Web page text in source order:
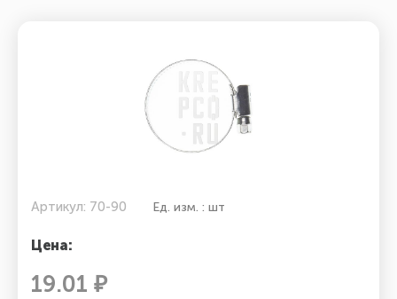
Артикул: 70-90 Ед. изм. : шт
Цена:
19.01 ₽